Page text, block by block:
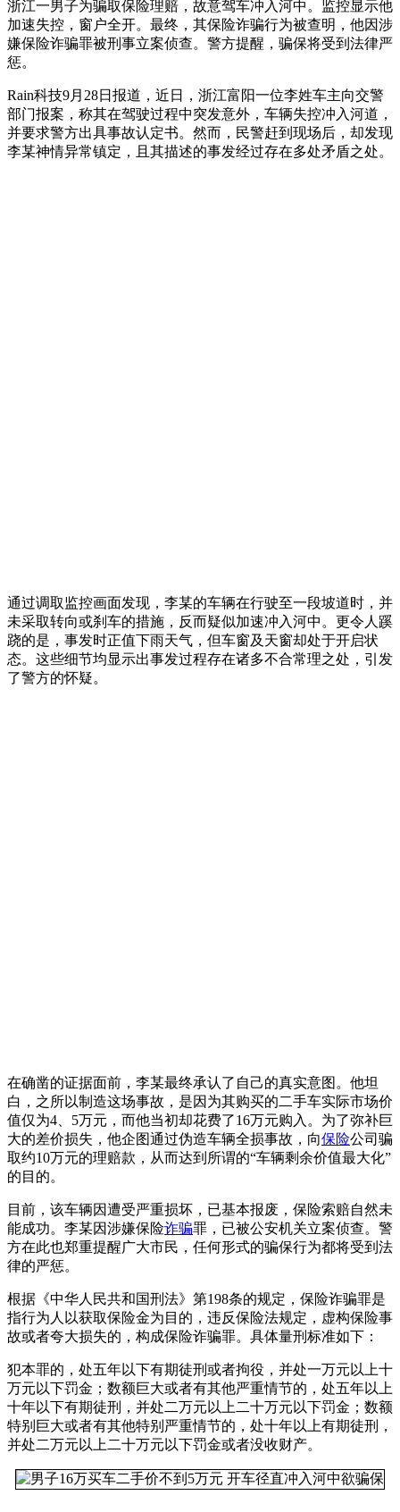
浙江一男子为骗取保险理赔，故意驾车冲入河中。监控显示他
加速失控，窗户全开。最终，其保险诈骗行为被查明，他因涉
嫌保险诈骗罪被刑事立案侦查。警方提醒，骗保将受到法律严
惩。
Rain科技9月28日报道，近日，浙江富阳一位李姓车主向交警
部门报案，称其在驾驶过程中突发意外，车辆失控冲入河道，
并要求警方出具事故认定书。然而，民警赶到现场后，却发现
李某神情异常镇定，且其描述的事发经过存在多处矛盾之处。
通过调取监控画面发现，李某的车辆在行驶至一段坡道时，并
未采取转向或刹车的措施，反而疑似加速冲入河中。更令人蹊
跷的是，事发时正值下雨天气，但车窗及天窗却处于开启状
态。这些细节均显示出事发过程存在诸多不合常理之处，引发
了警方的怀疑。
在确凿的证据面前，李某最终承认了自己的真实意图。他坦
白，之所以制造这场事故，是因为其购买的二手车实际市场价
值仅为4、5万元，而他当初却花费了16万元购入。为了弥补巨
大的差价损失，他企图通过伪造车辆全损事故，向保险公司骗
取约10万元的理赔款，从而达到所谓的“车辆剩余价值最大化”
的目的。
目前，该车辆因遭受严重损坏，已基本报废，保险索赔自然未
能成功。李某因涉嫌保险诈骗罪，已被公安机关立案侦查。警
方在此也郑重提醒广大市民，任何形式的骗保行为都将受到法
律的严惩。
根据《中华人民共和国刑法》第198条的规定，保险诈骗罪是
指行为人以获取保险金为目的，违反保险法规定，虚构保险事
故或者夸大损失的，构成保险诈骗罪。具体量刑标准如下：
犯本罪的，处五年以下有期徒刑或者拘役，并处一万元以上十
万元以下罚金；数额巨大或者有其他严重情节的，处五年以上
十年以下有期徒刑，并处二万元以上二十万元以下罚金；数额
特别巨大或者有其他特别严重情节的，处十年以上有期徒刑，
并处二万元以上二十万元以下罚金或者没收财产。